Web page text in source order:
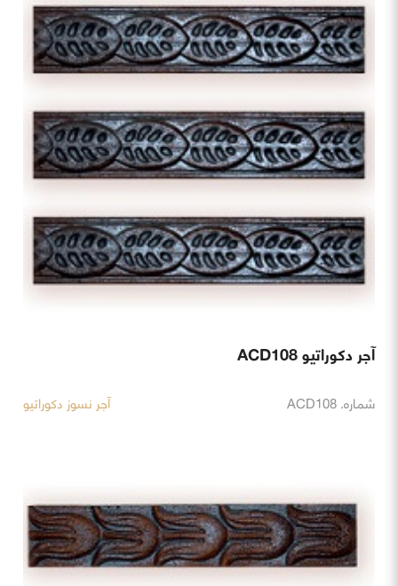
آجر دکوراتیو ACD108
شماره. ACD108 آجر نسوز دکوراتیو